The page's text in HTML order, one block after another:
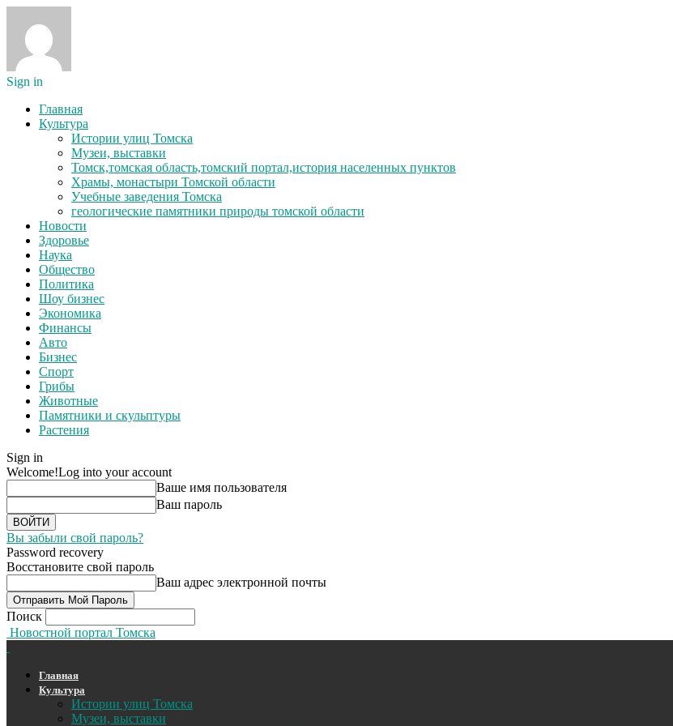
Sign in
Главная
Культура
Истории улиц Томска
Музеи, выставки
Томск,томская область,томский портал,история населенных пунктов
Храмы, монастыри Томской области
Учебные заведения Томска
геологические памятники природы томской области
Новости
Здоровье
Наука
Общество
Политика
Шоу бизнес
Экономика
Финансы
Авто
Бизнес
Спорт
Грибы
Животные
Памятники и скульптуры
Растения
Sign in
Welcome!Log into your account
Ваше имя пользователя
Ваш пароль
Вы забыли свой пароль?
Password recovery
Восстановите свой пароль
Ваш адрес электронной почты
Поиск
Новостной портал Томска
Главная
Культура
Истории улиц Томска
Музеи, выставки